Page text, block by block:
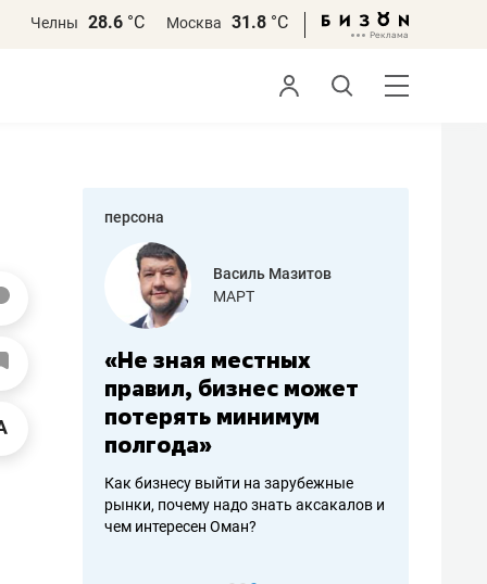
Челны 28.6 °С Москва 31.8 °С
персона
работа
Василь Мазитов
МАРТ
«Не зная местных
правил, бизнес может
потерять минимум
полгода»
Как бизнесу выйти на зарубежные
рынки, почему надо знать аксакалов и
чем интересен Оман?